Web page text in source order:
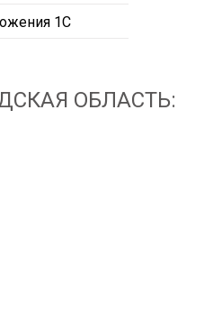
1С
ОБЛАСТЬ: